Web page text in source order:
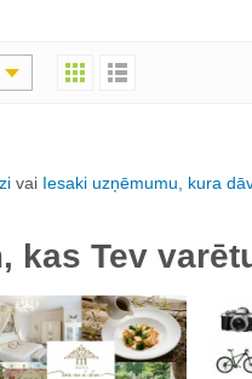
vai Iesaki uzņēmumu, kura
kas Tev